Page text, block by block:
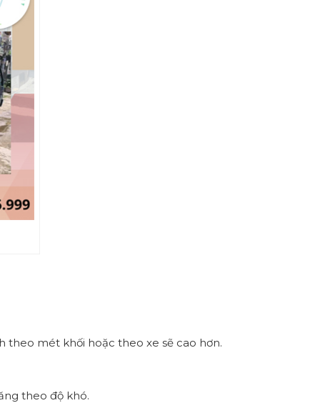
theo mét khối hoặc theo xe sẽ cao hơn.
theo độ khó.